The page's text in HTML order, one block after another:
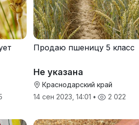
Продаю пшеницу 5 класс
Не указана
Краснодарский край
14 сен 2023, 14:01 • 2 022